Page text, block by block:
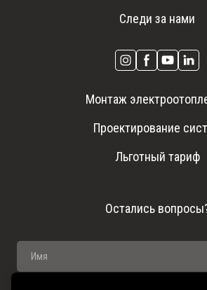
Следи за нами
Монтаж
Проектирование
Льготный тариф
Остались